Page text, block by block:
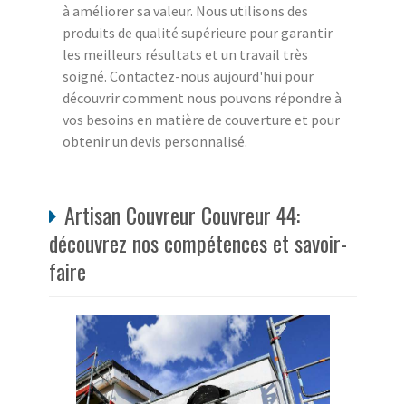
à améliorer sa valeur. Nous utilisons des
produits de qualité supérieure pour garantir
les meilleurs résultats et un travail très
soigné. Contactez-nous aujourd'hui pour
découvrir comment nous pouvons répondre à
vos besoins en matière de couverture et pour
obtenir un devis personnalisé.
Artisan Couvreur Couvreur 44:
découvrez nos compétences et savoir-
faire